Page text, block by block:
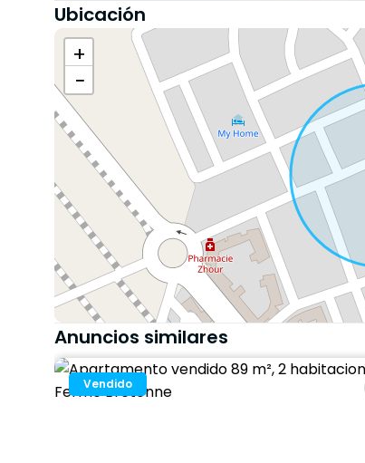
Ubicación
+
−
Anuncios similares
Vendido